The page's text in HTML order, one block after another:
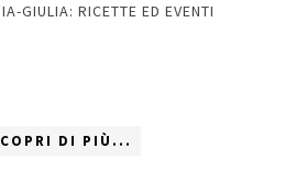
GIULIA: RICETTE ED EVENTI
DI PIÙ...